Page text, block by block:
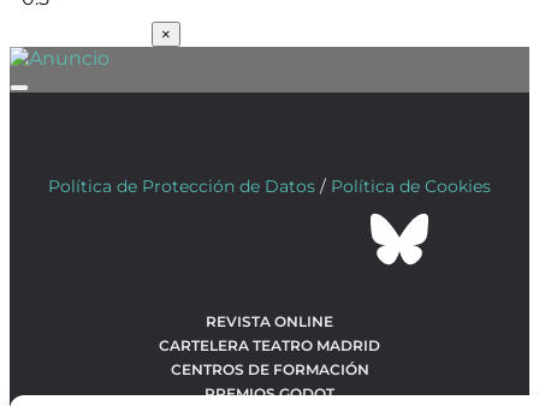
×
Política de Protección de Datos / Política de Cookies
REVISTA ONLINE
CARTELERA TEATRO MADRID
CENTROS DE FORMACIÓN
PREMIOS GODOT